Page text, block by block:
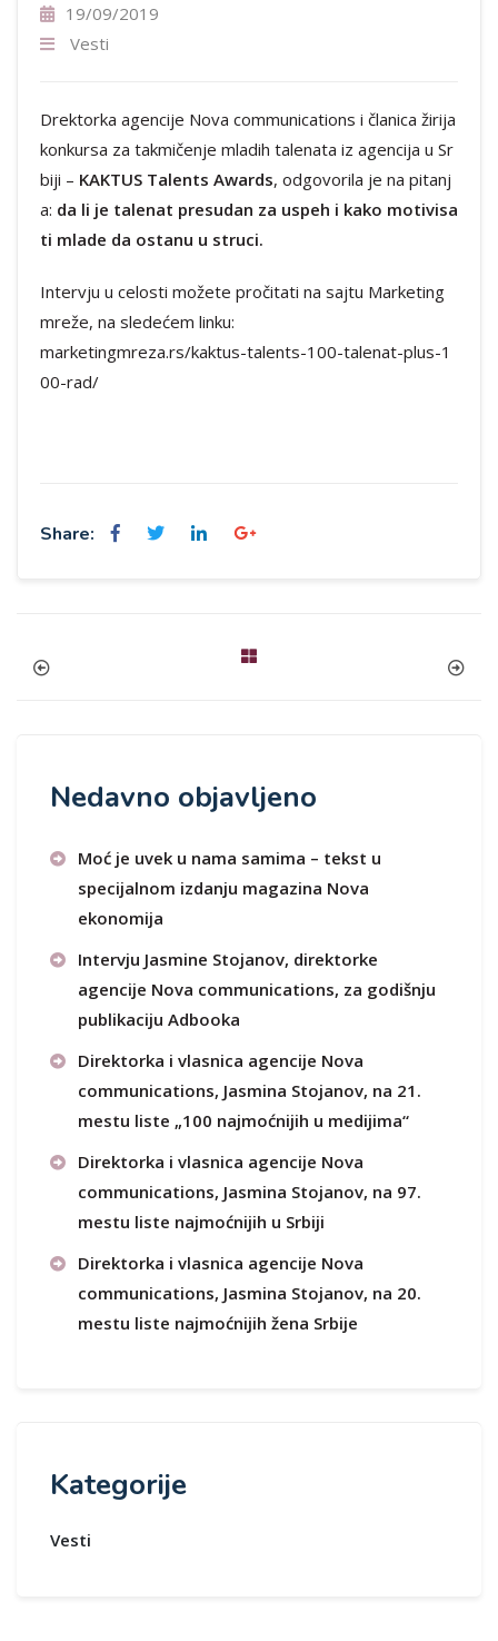
19/09/2019
Vesti
Drektorka agencije Nova communications i članica žirija
konkursa za takmičenje mladih talenata iz agencija u Sr
biji – KAKTUS Talents Awards, odgovorila je na pitanj
a: da li je talenat presudan za uspeh i kako motivisa
ti mlade da ostanu u struci.
Intervju u celosti možete pročitati na sajtu Marketing
mreže, na sledećem linku:
marketingmreza.rs/kaktus-talents-100-talenat-plus-1
00-rad/
Share:
Nedavno objavljeno
Moć je uvek u nama samima – tekst u
specijalnom izdanju magazina Nova
ekonomija
Intervju Jasmine Stojanov, direktorke
agencije Nova communications, za godišnju
publikaciju Adbooka
Direktorka i vlasnica agencije Nova
communications, Jasmina Stojanov, na 21.
mestu liste „100 najmoćnijih u medijima“
Direktorka i vlasnica agencije Nova
communications, Jasmina Stojanov, na 97.
mestu liste najmoćnijih u Srbiji
Direktorka i vlasnica agencije Nova
communications, Jasmina Stojanov, na 20.
mestu liste najmoćnijih žena Srbije
Kategorije
Vesti